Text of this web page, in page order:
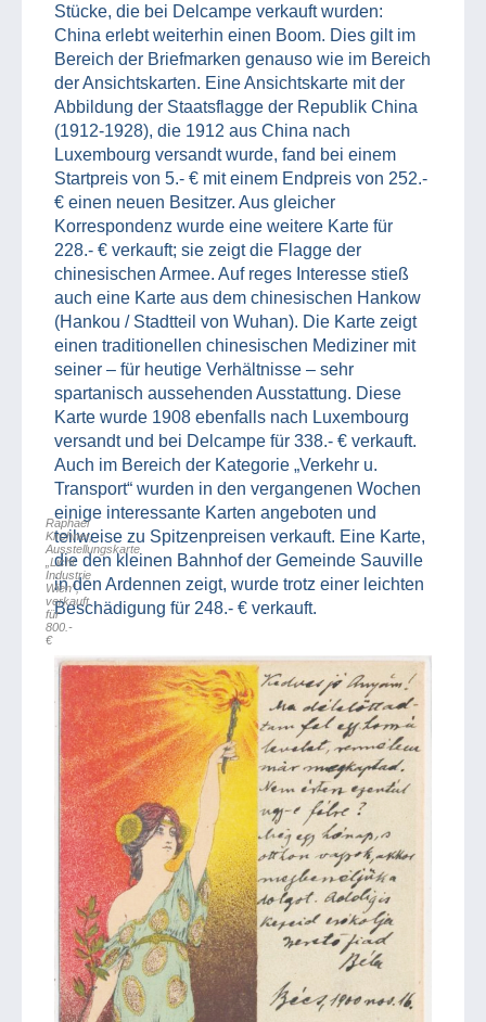
Stücke, die bei Delcampe verkauft wurden:
China erlebt weiterhin einen Boom. Dies gilt im
Bereich der Briefmarken genauso wie im Bereich
der Ansichtskarten. Eine Ansichtskarte mit der
Abbildung der Staatsflagge der Republik China
(1912-1928), die 1912 aus China nach
Luxembourg versandt wurde, fand bei einem
Startpreis von 5.- € mit einem Endpreis von 252.-
€ einen neuen Besitzer. Aus gleicher
Korrespondenz wurde eine weitere Karte für
228.- € verkauft; sie zeigt die Flagge der
chinesischen Armee. Auf reges Interesse stieß
auch eine Karte aus dem chinesischen Hankow
(Hankou / Stadtteil von Wuhan). Die Karte zeigt
einen traditionellen chinesischen Mediziner mit
seiner – für heutige Verhältnisse – sehr
spartanisch aussehenden Ausstattung. Diese
Karte wurde 1908 ebenfalls nach Luxembourg
versandt und bei Delcampe für 338.- € verkauft.
Auch im Bereich der Kategorie „Verkehr u.
Transport“ wurden in den vergangenen Wochen
einige interessante Karten angeboten und
teilweise zu Spitzenpreisen verkauft. Eine Karte,
die den kleinen Bahnhof der Gemeinde Sauville
in den Ardennen zeigt, wurde trotz einer leichten
Beschädigung für 248.- € verkauft.
Raphael
Kirchner,
Ausstellungskarte
„Licht
Industrie
Wien“,
verkauft
für
800.-
€